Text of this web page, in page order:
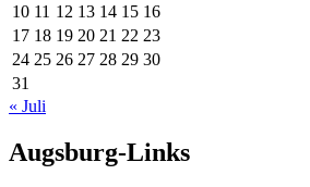
10 11 12 13 14 15 16
17 18 19 20 21 22 23
24 25 26 27 28 29 30
31
« Juli
Augsburg-Links